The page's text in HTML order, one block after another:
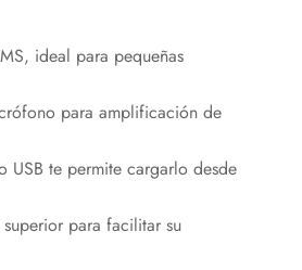
ideal para pequeñas
para amplificación de
USB te permite cargarlo desde
para facilitar su